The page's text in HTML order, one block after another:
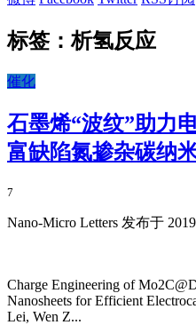
标签：析氢反应
催化
石墨烯“波纹”助力
富缺陷氮掺杂碳纳
7
Nano-Micro Letters 发布于
Charge Engineering of
Nanosheets for Efficient
Lei, Wen Z...